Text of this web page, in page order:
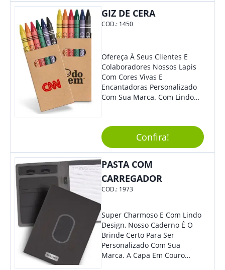
Colaboradores.
GIZ DE CERA
COD.: 1450
Ofereça À Seus Clientes E
Colaboradores Nossos Lapis
Com Cores Vivas E
Encantadoras Personalizado
Com Sua Marca. Com Lindo
Perfeito, Não É?!
Confira!
PASTA COM
CARREGADOR
COD.: 1973
Super Charmoso E Com Lindo
Design, Nosso Caderno É O
Brinde Certo Para Ser
Personalizado Com Sua
Marca. A Capa Em Couro